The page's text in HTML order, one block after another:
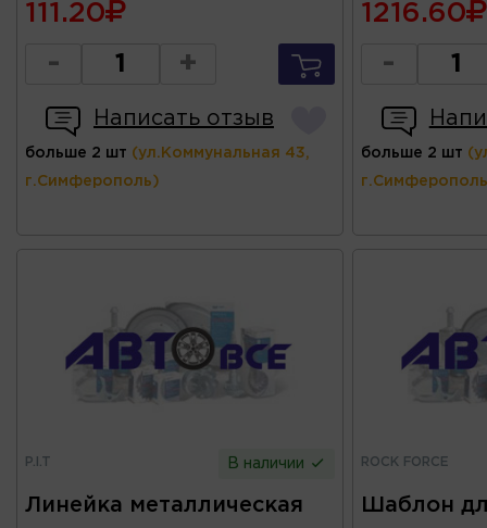
111.20
- +
Написать отзыв
больше 2 шт (ул.Коммунальная 43,
г.Симферополь)
1216.60
-
больше 2 шт
P.I.T В наличии
Линейка металлическая
ROCK FORCE
Шаблон